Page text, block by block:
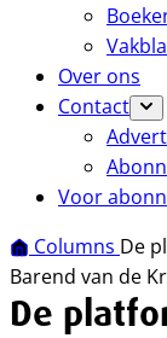
Over ons
Contact
Voor
Columns De
Barend van de
De